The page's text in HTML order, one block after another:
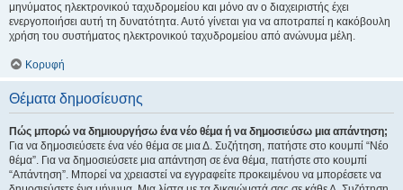
μηνύματος ηλεκτρονικού ταχυδρομείου και μόνο αν ο διαχειριστής έχει
ενεργοποιήσει αυτή τη δυνατότητα. Αυτό γίνεται για να αποτραπεί η κακόβουλη
χρήση του συστήματος ηλεκτρονικού ταχυδρομείου από ανώνυμα μέλη.
Κορυφή
Θέματα δημοσίευσης
Πώς μπορώ να δημιουργήσω ένα νέο θέμα ή να δημοσιεύσω μια απάντηση;
Για να δημοσιεύσετε ένα νέο θέμα σε μια Δ. Συζήτηση, πατήστε στο κουμπί “Νέο
θέμα”. Για να δημοσιεύσετε μια απάντηση σε ένα θέμα, πατήστε στο κουμπί
“Απάντηση”. Μπορεί να χρειαστεί να εγγραφείτε προκειμένου να μπορέσετε να